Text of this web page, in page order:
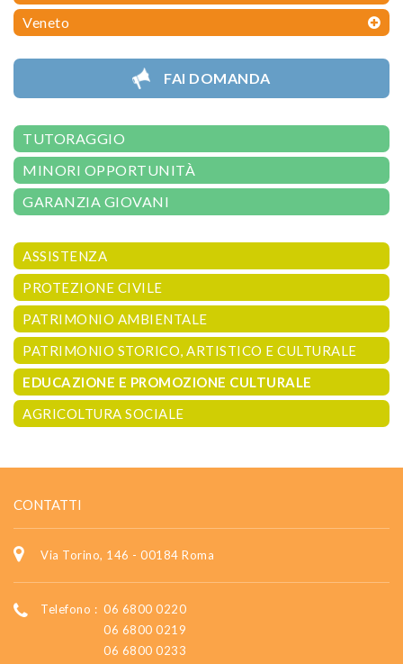
Veneto
FAI DOMANDA
TUTORAGGIO
MINORI OPPORTUNITÀ
GARANZIA GIOVANI
ASSISTENZA
PROTEZIONE CIVILE
PATRIMONIO AMBIENTALE
PATRIMONIO STORICO, ARTISTICO E CULTURALE
EDUCAZIONE E PROMOZIONE CULTURALE
AGRICOLTURA SOCIALE
CONTATTI
Via Torino, 146 - 00184 Roma
Telefono : 06 6800 0220
06 6800 0219
06 6800 0233